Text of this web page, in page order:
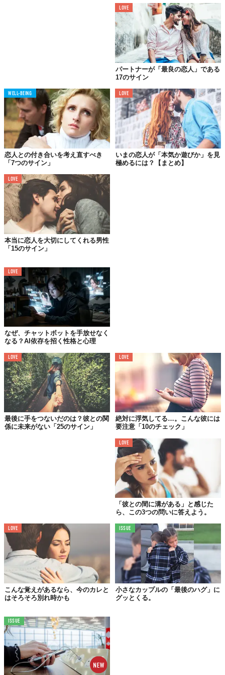
01.
やっぱり一番は
携帯電話
理由もないのにサイレントモードにしたり、画面を下向きに置い
てる？
そもそも隠してたり、ロックをかけていたり、部屋を出ていくと
なくなった瞬間にコソコソしてるはず。
でも、だからって「携帯を見せて」なんて絶対に言っちゃダメ。
たぶん見せてくれないし、ケンカになるわよね。
急に音信不通になる
メッセージの返信がない？そんなの普通じゃないわ。理由があっ
て返信しないこともあると思うけど、ひとつだけはっきりと言え
ることがある。
私だったら、自分が話をしたい人には返信をする。
数時間くらい返信がないのは、忙しいからかもしれない。でも、
何時間たっても何も連絡がないのって、確実にあなた以外の誰か
のことで頭がいっぱいに決まってる。もしくは、自分が何をして
るか…。
本当に好きだったり興味のある人から連絡がきたら、すぐに返信
するでしょ？
だけど、興味もなく付き合いをスタートしてしまったときは、自
LOVE
パートナーが「最良の恋人」である
17のサイン
WELL-BEING
恋人との付き合いを考え直すべき
「7つのサイン」
LOVE
いまの恋人が「本気か遊びか」を見
極めるには？【まとめ】
LOVE
本当に恋人を大切にしてくれる男性
「15のサイン」
LOVE
なぜ、チャットボットを手放せなく
なる？AI依存を招く性格と心理
LOVE
最後に手をつないだのは？彼との関
係に未来がない「25のサイン」
LOVE
絶対に浮気してる…。こんな彼には
要注意「10のチェック」
LOVE
「彼との間に溝がある」と感じた
ら、この3つの問いに答えよう。
LOVE
こんな覚えがあるなら、今のカレと
はそろそろ別れ時かも
ISSUE
小さなカップルの「最後のハグ」に
グッとくる。
ISSUE